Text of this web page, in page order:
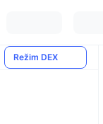
Režim DEX